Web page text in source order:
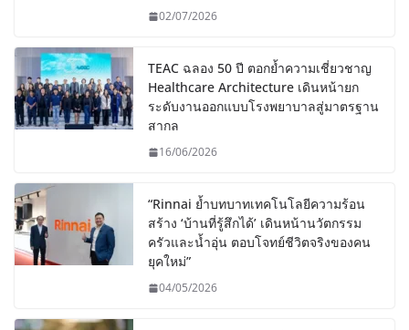
02/07/2026
TEAC ฉลอง 50 ปี ตอกย้ำความเชี่ยวชาญ
Healthcare Architecture เดินหน้ายก
ระดับงานออกแบบโรงพยาบาลสู่มาตรฐาน
สากล
16/06/2026
“Rinnai ย้ำบทบาทเทคโนโลยีความร้อน
สร้าง ‘บ้านที่รู้สึกได้’ เดินหน้านวัตกรรม
ครัวและน้ำอุ่น ตอบโจทย์ชีวิตจริงของคน
ยุคใหม่”
04/05/2026